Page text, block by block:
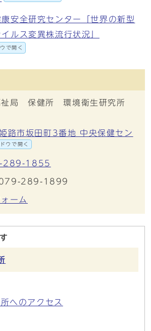
安全研究センター「世界の新型
ルス変異株流行状況」
で開く
局 保健所 環境衛生研究所
市坂田町3番地 中央保健セン
ウで開く
289-1855
079-289-1899
ーム
へのアクセス